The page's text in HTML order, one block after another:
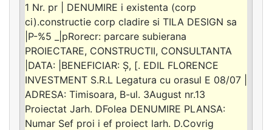
1 Nr. pr | DENUMIRE i existenta (corp
ci).constructie corp cladire si TILA DESIGN sa
|P-%5 _|pRorecr: parcare subierana
PROIECTARE, CONSTRUCTII, CONSULTANTA
|DATA: |BENEFICIAR: Ș, [. EDIL FLORENCE
INVESTMENT S.R.L Legatura cu orasul E 08/07 |
ADRESA: Timisoara, B-ul. 3August nr.13
Proiectat Jarh. DFolea DENUMIRE PLANSA:
Numar Sef proi i ef proiect larh. D.Covrig